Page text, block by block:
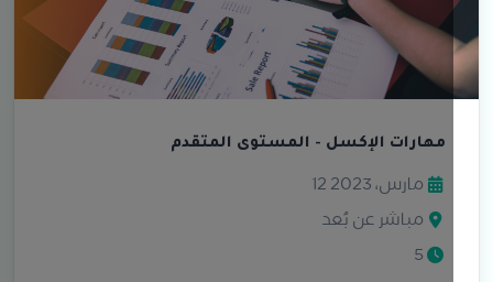
مهارات الإكسل - المستوى المتقدم
12 مارس، 2023
مباشر عن بُعد